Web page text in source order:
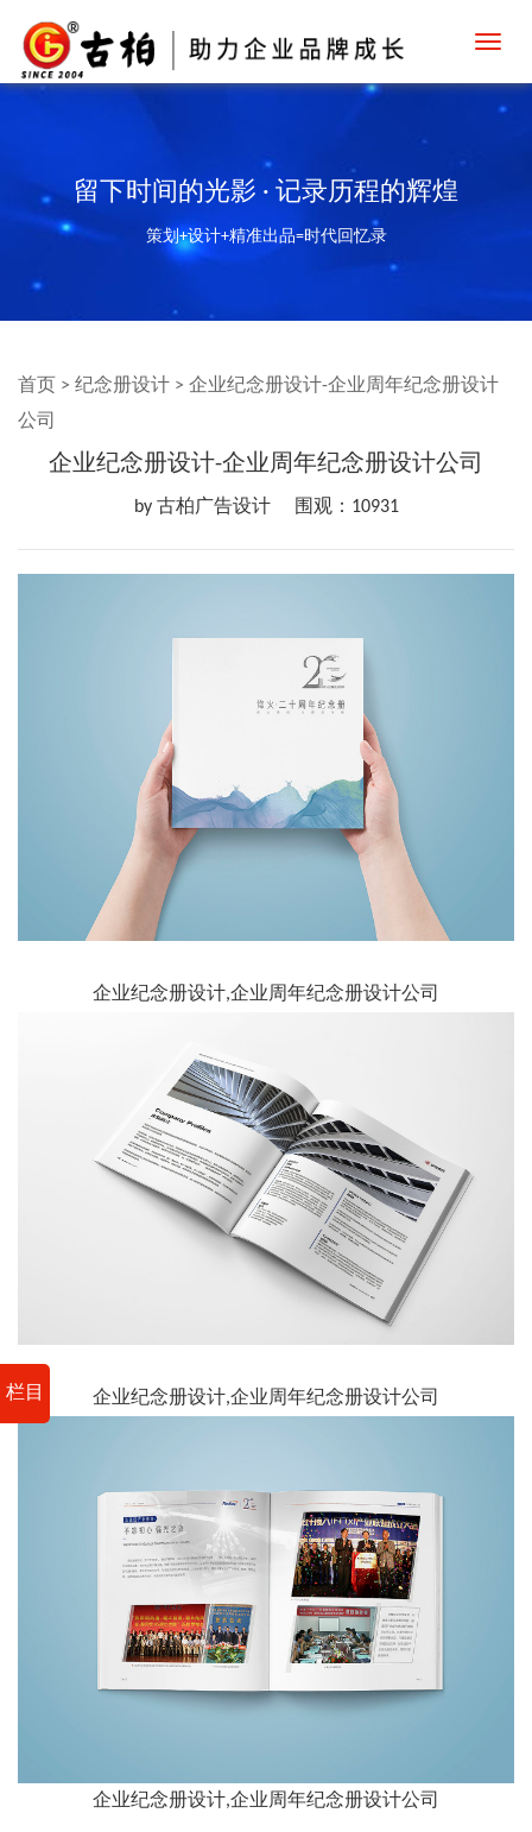
留下时间的光影 · 记录历程的辉煌
策划+设计+精准出品=时代回忆录
栏目
首页 > 纪念册设计 > 企业纪念册设计-企业周年纪念册设计
公司
企业纪念册设计-企业周年纪念册设计公司
by 古柏广告设计 围观：10931
企业纪念册设计,企业周年纪念册设计公司
企业纪念册设计,企业周年纪念册设计公司
企业纪念册设计,企业周年纪念册设计公司